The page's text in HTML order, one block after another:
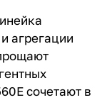
агрегации
сочетают в